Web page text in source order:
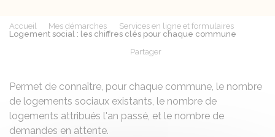
Accueil Mes démarches
Services en ligne et formulaires
Logement social : les chiffres clés pour chaque commune
Partager
Permet de connaître, pour chaque commune, le nombre
de logements sociaux existants, le nombre de
logements attribués l'an passé, et le nombre de
demandes en attente.